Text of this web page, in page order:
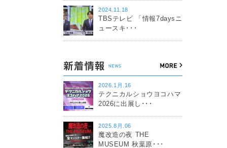
2024.11.18
TBSテレビ 「情報7daysニ
ュースキ･･･
2026.1月.16
テクニカルショウヨコハマ
2026に出展し･･･
2025.8月.06
魔改造の夜 THE
MUSEUM 秋葉原･･･